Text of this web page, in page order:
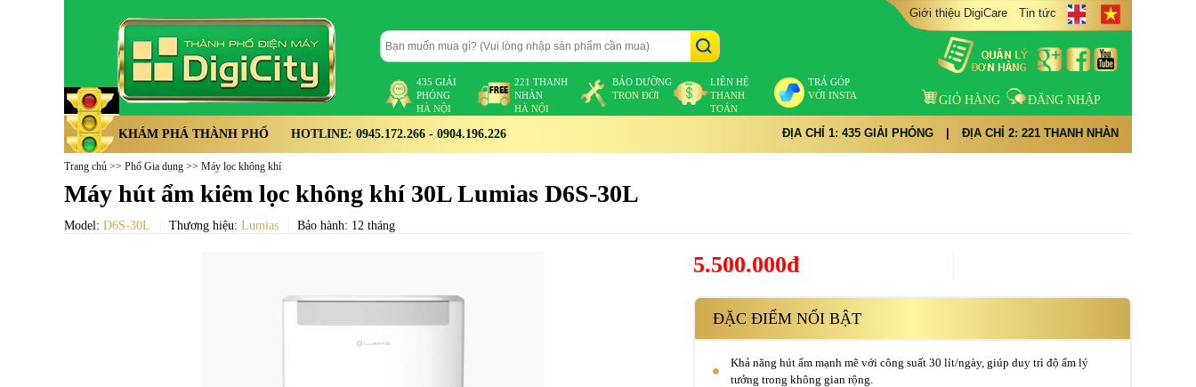
435 GIẢI
PHÓNG
HÀ NỘI
221 THANH
NHÀN
HÀ NỘI
BẢO DƯỠNG
TRỌN ĐỜI
LIÊN HỆ
THANH
TOÁN
TRẢ GÓP
VỚI INSTA
Giới thiệu DigiCare Tin tức
GIỎ HÀNG ĐĂNG NHẬP
KHÁM PHÁ THÀNH PHỐ HOTLINE: 0945.172.266 - 0904.196.226 ĐỊA CHỈ 1: 435 GIẢI PHÓNG ĐỊA CHỈ 2: 221 THANH NHÀN
Trang chủ >> Phố Gia dụng >> Máy lọc không khí
Máy hút ẩm kiêm lọc không khí 30L Lumias D6S-30L
Model: D6S-30L Thương hiệu: Lumias Bảo hành: 12 tháng
5.500.000đ
ĐẶC ĐIỂM NỔI BẬT
Khả năng hút ẩm mạnh mẽ với công suất 30 lít/ngày, giúp duy trì độ ẩm lý
tưởng trong không gian rộng.